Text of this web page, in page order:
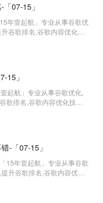
07-15」
年壹起航」专业从事谷歌优
谷歌排名,谷歌内容优化技
15」
起航」专业从事谷歌优化,
歌排名,谷歌内容优化技巧,
-「07-15」
15年壹起航」专业从事谷歌
升谷歌排名,谷歌内容优化